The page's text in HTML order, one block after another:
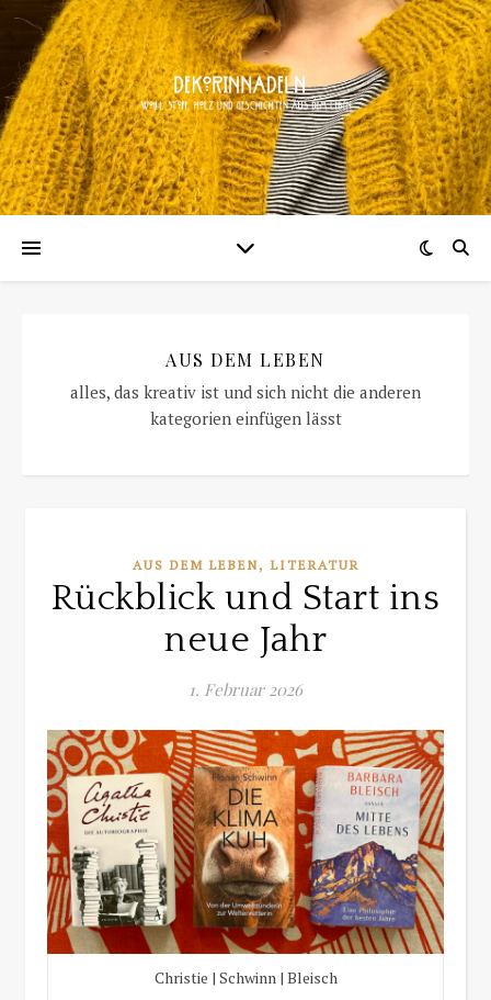
AUS DEM LEBEN
alles, das kreativ ist und sich nicht die anderen
kategorien einfügen lässt
AUS DEM LEBEN, LITERATUR
Rückblick und Start ins
neue Jahr
1. Februar 2026
Christie | Schwinn | Bleisch